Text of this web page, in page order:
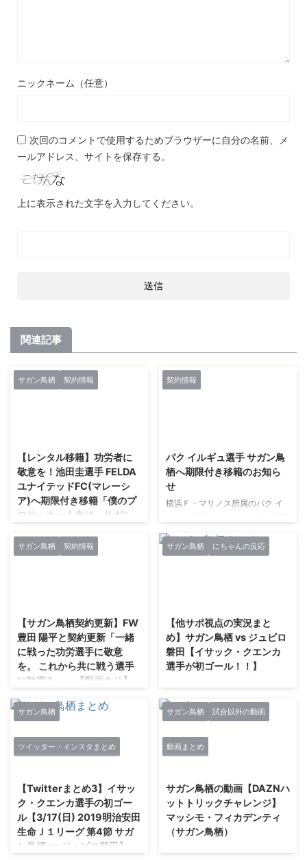
ニックネーム（任意）
次回のコメントで使用するためブラウザーに自分の名前、メ
ールアドレス、サイトを保存する。
上に表示された文字を入力してください。
関連記事
サガン鳥栖 契約情報
【レンタル移籍】功労者に
敬意を！池田圭選手 FELDA
ユナイテッドFC(マレーシ
ア)へ期限付き移籍「僕のプ
ロサッカー人生は、サガン
【動画あり】
移籍が発表されました。 2016年
から出場機会を減らし始めたとは
いえ、豊田選手と同様国内別クラ
ブへの移籍は選択肢になかったの
でしょう。 功労者に敬意を！ レ
しれないので、「ありがとうござ
いました。」は言わないでおきま
また会いましょう！ #池田圭 #と
くに仲良しこよしって訳じゃない
契約情報
パク イルギュ選手 サガン鳥
栖へ期限付き移籍のお知ら
せ
横浜Ｆ・マリノス所属のパク イ
ので、コメントと併せてお知らせ
いたします。期限付き移籍期間は
コメント 「この度、サガン鳥栖
へ期限付き移籍することになりま
した。急なご報告になってしまっ
たことを申し訳なく思っていま
えてくれたＦ・マリノス、そして
ボスにとても感謝してい ...
サガン鳥栖 契約情報
【サガン鳥栖契約更新】FW
豊田 陽平と契約更新「一緒
に戦った功労選手に敬意
を。 これから共に戦う選手
に歓声を。」【動画あり】
1月11日17時17分発表。 ミスター
サガン鳥栖。 引用元：facebook
ましておめでとうございます。
本年もどうぞ宜しくお願い致しま
J2からはじまり幾多の困難を乗
り越え、悲願のJ1昇格。 あの感
動には、それまでの苦労を帳消し
にしてくれるようなパワーがあ
サガン鳥栖 にちゃんの反応
【他サポ視点の実況まと
め】サガン鳥栖 vs ジュビロ
磐田【イサック・クエンカ
選手が初ゴール！！】
点3 喜び爆発??#サガン鳥栖 が試
合終了間際に勝ち点3をもぎ取っ
た?@saganofficial17 #Ｊリーグ
pic.twitter.com/hiSGVBoiYv— Ｊ
リーグ (@J_League) 2019年3月
[60.34.186.156])2019/03/17(日)
13:25:25.86ID:sv3Sq4E+0 鳥栖
球際はガツガツしてるけど交わさ
れすぎだろこれは 7U-名 ...
サガン鳥栖
ツイッター・インスタまとめ
【Twitterまとめ3】イサッ
ク・クエンカ選手の初ゴー
ル【3/17(日) 2019明治安田
生命Ｊ１リーグ 第4節 サガ
ン鳥栖 vs ジュビロ磐田】
サガン鳥栖 試合以外の動画
動画まとめ
サガン鳥栖の動画【DAZNハ
ットトリックチャレンジ】
マッシモ・フィカデンティ
（サガン鳥栖）